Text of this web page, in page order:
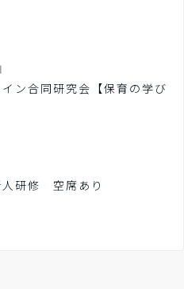
ン合同研究会【保育の学び
人研修 空席あり